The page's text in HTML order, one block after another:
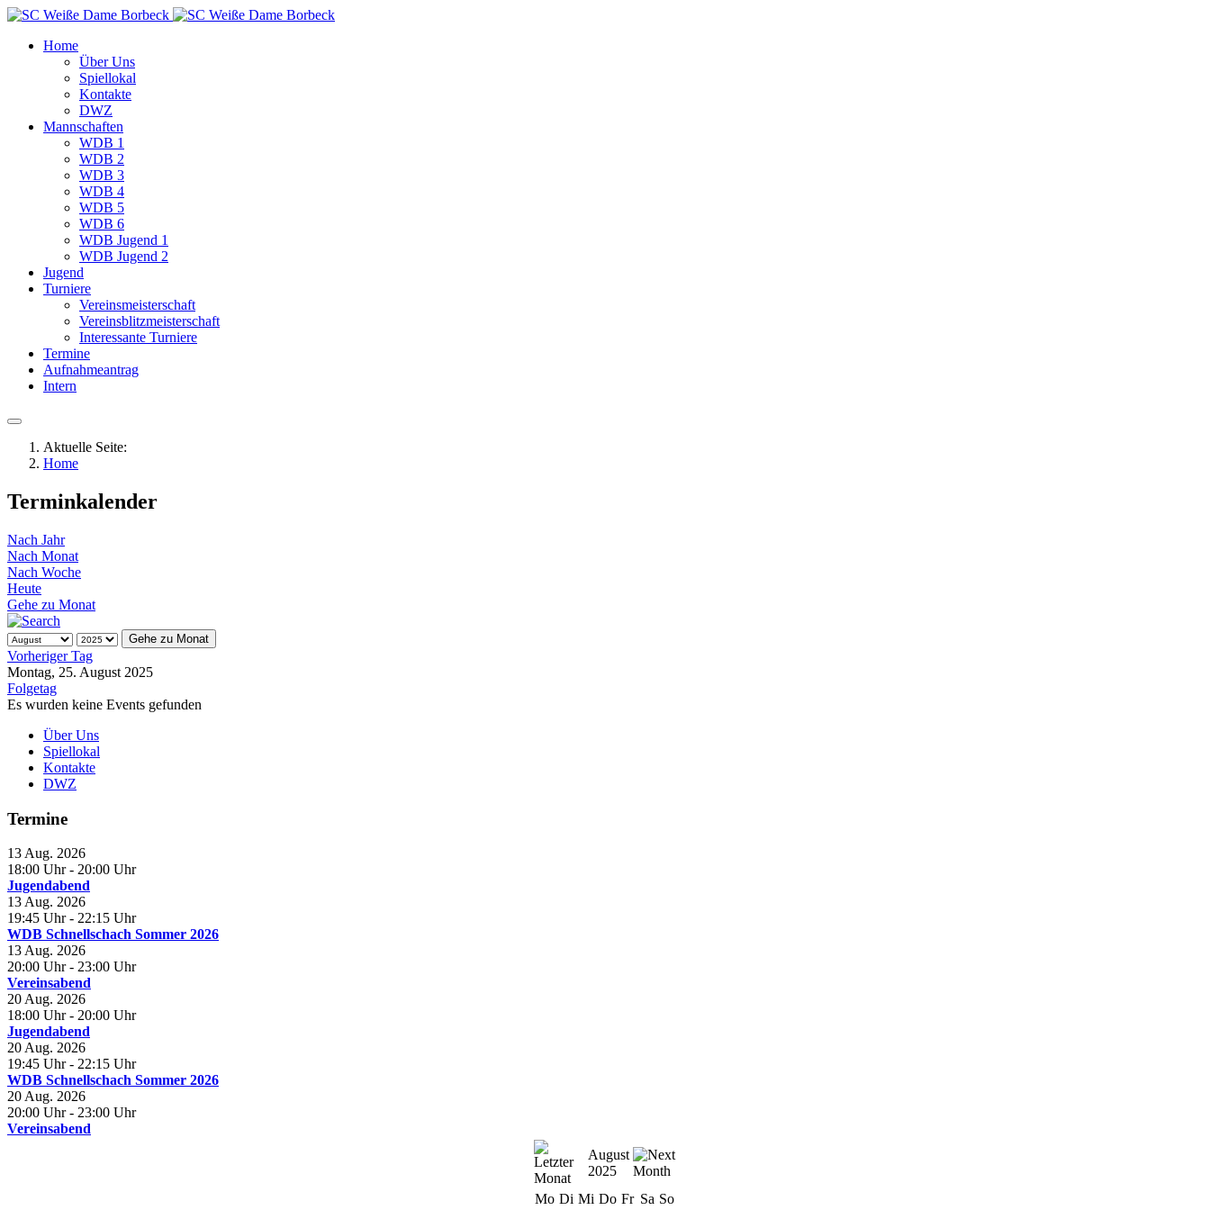
Home
Über Uns
Spiellokal
Kontakte
DWZ
Mannschaften
WDB 1
WDB 2
WDB 3
WDB 4
WDB 5
WDB 6
WDB Jugend 1
WDB Jugend 2
Jugend
Turniere
Vereinsmeisterschaft
Vereinsblitzmeisterschaft
Interessante Turniere
Termine
Aufnahmeantrag
Intern
Aktuelle Seite:
Home
Terminkalender
Nach Jahr
Nach Monat
Nach Woche
Heute
Gehe zu Monat
Gehe zu Monat
Vorheriger Tag
Montag, 25. August 2025
Folgetag
Es wurden keine Events gefunden
Über Uns
Spiellokal
Kontakte
DWZ
Termine
13 Aug. 2026
18:00 Uhr - 20:00 Uhr
Jugendabend
13 Aug. 2026
19:45 Uhr - 22:15 Uhr
WDB Schnellschach Sommer 2026
13 Aug. 2026
20:00 Uhr - 23:00 Uhr
Vereinsabend
20 Aug. 2026
18:00 Uhr - 20:00 Uhr
Jugendabend
20 Aug. 2026
19:45 Uhr - 22:15 Uhr
WDB Schnellschach Sommer 2026
20 Aug. 2026
20:00 Uhr - 23:00 Uhr
Vereinsabend
August
2025
Mo Di Mi Do Fr Sa So